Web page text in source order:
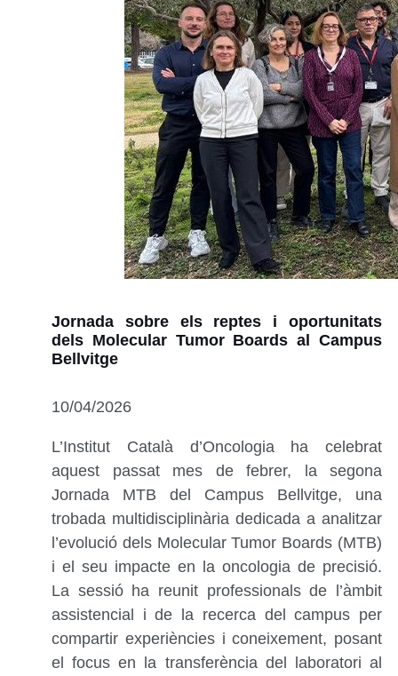
Jornada sobre els reptes i oportunitats
dels Molecular Tumor Boards al Campus
Bellvitge
10/04/2026
L’Institut Català d’Oncologia ha celebrat
aquest passat mes de febrer, la segona
Jornada MTB del Campus Bellvitge, una
trobada multidisciplinària dedicada a analitzar
l’evolució dels Molecular Tumor Boards (MTB)
i el seu impacte en la oncologia de precisió.
La sessió ha reunit professionals de l’àmbit
assistencial i de la recerca del campus per
compartir experiències i coneixement, posant
el focus en la transferència del laboratori al